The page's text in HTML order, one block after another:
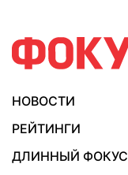
НОВОСТИ
РЕЙТИНГИ
ДЛИННЫЙ ФОКУС